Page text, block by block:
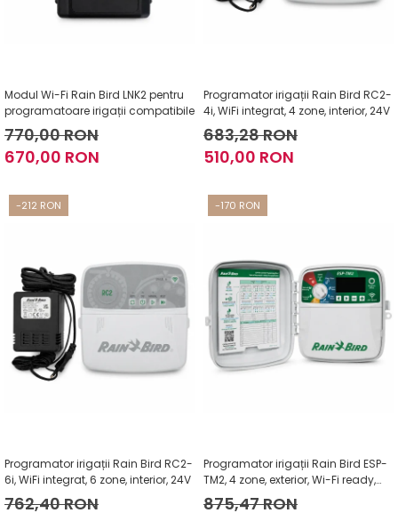
Modul Wi-Fi Rain Bird LNK2 pentru
programatoare irigații compatibile
770,00 RON
670,00 RON
Programator irigații Rain Bird RC2-
4i, WiFi integrat, 4 zone, interior, 24V
683,28 RON
510,00 RON
-212 RON
Programator irigații Rain Bird RC2-
6i, WiFi integrat, 6 zone, interior, 24V
762,40 RON
-170 RON
Programator irigații Rain Bird ESP-
TM2, 4 zone, exterior, Wi-Fi ready,
24V
875,47 RON